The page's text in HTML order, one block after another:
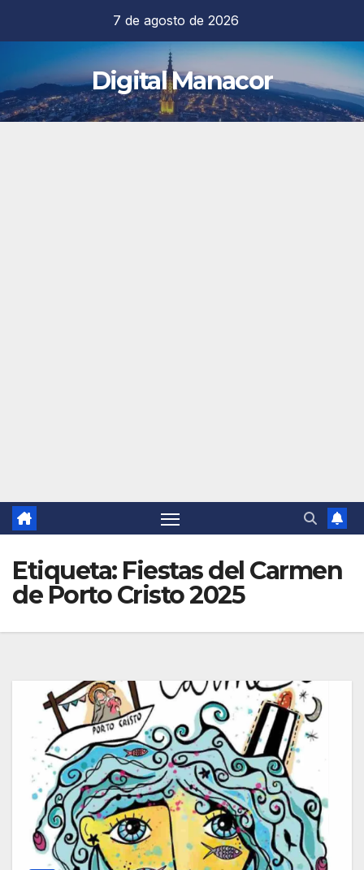
contenido
7 de agosto de 2026
Digital Manacor
Etiqueta: Fiestas del Carmen
de Porto Cristo 2025